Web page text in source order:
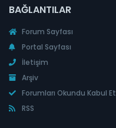
BAĞLANTILAR
Forum Sayfası
Portal Sayfası
İletişim
Arşiv
Forumları Okundu Kabul Et
RSS